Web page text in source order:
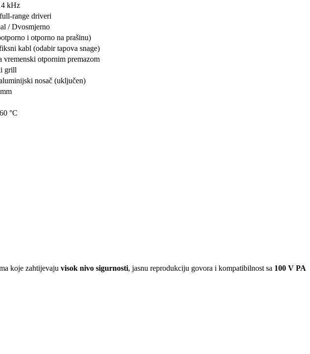
kHz
range driveri
/ Dvosmjerno
i otporno na prašinu)
kabl (odabir tapova snage)
vremenski otpornim premazom
grill
nosač (uključen)
°C
koje zahtijevaju visok nivo sigurnosti, jasnu reprodukciju govora i kompatibilnost sa 100 V PA